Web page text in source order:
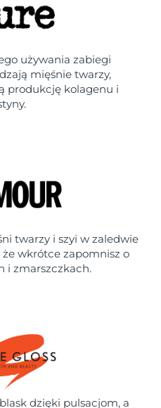
używania zabiegi
mięśnie twarzy,
produkcję kolagenu i
twarzy i szyi w zaledwie
wkrótce zapomnisz o
i zmarszczkach.
dzięki pulsacjom, a